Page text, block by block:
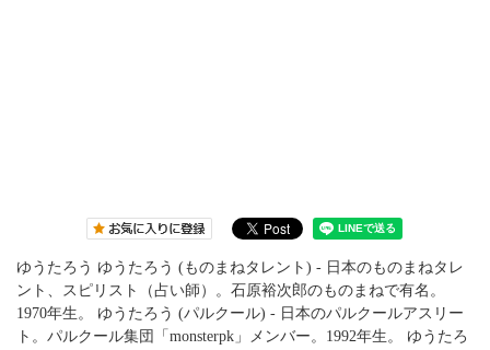
ゆうたろう ゆうたろう (ものまねタレント) - 日本のものまねタレ
ント、スピリスト（占い師）。石原裕次郎のものまねで有名。
1970年生。 ゆうたろう (パルクール) - 日本のパルクールアスリー
ト。パルクール集団「monsterpk」メンバー。1992年生。 ゆうたろ